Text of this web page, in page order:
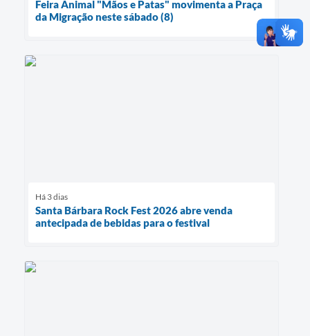
Feira Animal "Mãos e Patas" movimenta a Praça
da Migração neste sábado (8)
Há 3 dias
Santa Bárbara Rock Fest 2026 abre venda
antecipada de bebidas para o festival